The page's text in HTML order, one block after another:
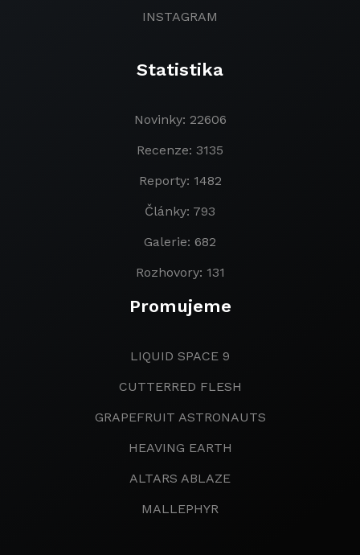
INSTAGRAM
Statistika
Novinky: 22606
Recenze: 3135
Reporty: 1482
Články: 793
Galerie: 682
Rozhovory: 131
Promujeme
LIQUID SPACE 9
CUTTERRED FLESH
GRAPEFRUIT ASTRONAUTS
HEAVING EARTH
ALTARS ABLAZE
MALLEPHYR